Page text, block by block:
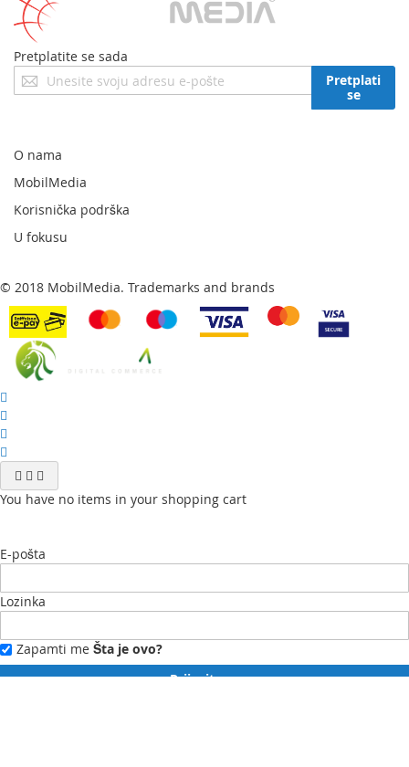
Pretplatite se sada
Prijavite
se
newsletter:
Pretplati
se
O nama
MobilMedia
Korisnička podrška
U fokusu
© 2018 MobilMedia. Trademarks and brands
You have no items in your shopping cart
E-pošta
Lozinka
Zapamti me Šta je ovo?
Prijavite se